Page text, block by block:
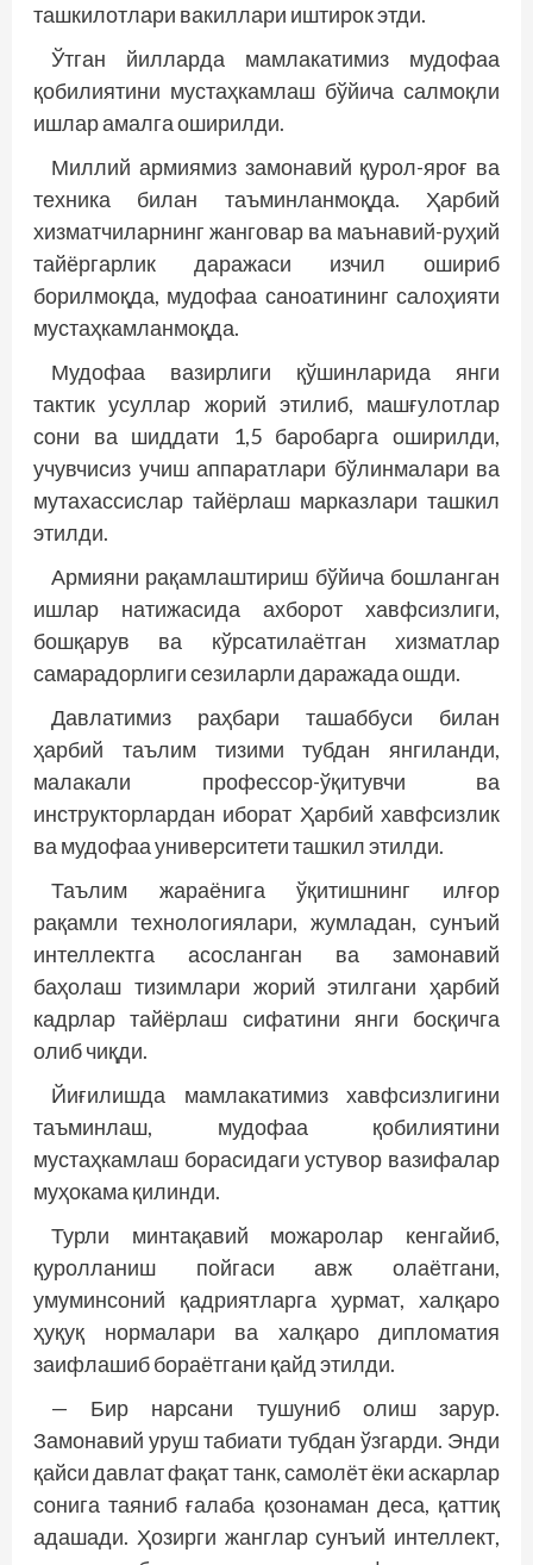
ташкилотлари вакиллари иштирок этди.
Ўтган йилларда мамлакатимиз мудофаа
қобилиятини мустаҳкамлаш бўйича салмоқли
ишлар амалга оширилди.
Миллий армиямиз замонавий қурол-яроғ ва
техника билан таъминланмоқда. Ҳарбий
хизматчиларнинг жанговар ва маънавий-руҳий
тайёргарлик даражаси изчил ошириб
борилмоқда, мудофаа саноатининг салоҳияти
мустаҳкамланмоқда.
Мудофаа вазирлиги қўшинларида янги
тактик усуллар жорий этилиб, машғулотлар
сони ва шиддати 1,5 баробарга оширилди,
учувчисиз учиш аппаратлари бўлинмалари ва
мутахассислар тайёрлаш марказлари ташкил
этилди.
Армияни рақамлаштириш бўйича бошланган
ишлар натижасида ахборот хавфсизлиги,
бошқарув ва кўрсатилаётган хизматлар
самарадорлиги сезиларли даражада ошди.
Давлатимиз раҳбари ташаббуси билан
ҳарбий таълим тизими тубдан янгиланди,
малакали профессор-ўқитувчи ва
инструкторлардан иборат Ҳарбий хавфсизлик
ва мудофаа университети ташкил этилди.
Таълим жараёнига ўқитишнинг илғор
рақамли технологиялари, жумладан, сунъий
интеллектга асосланган ва замонавий
баҳолаш тизимлари жорий этилгани ҳарбий
кадрлар тайёрлаш сифатини янги босқичга
олиб чиқди.
Йиғилишда мамлакатимиз хавфсизлигини
таъминлаш, мудофаа қобилиятини
мустаҳкамлаш борасидаги устувор вазифалар
муҳокама қилинди.
Турли минтақавий можаролар кенгайиб,
қуролланиш пойгаси авж олаётгани,
умуминсоний қадриятларга ҳурмат, халқаро
ҳуқуқ нормалари ва халқаро дипломатия
заифлашиб бораётгани қайд этилди.
— Бир нарсани тушуниб олиш зарур.
Замонавий уруш табиати тубдан ўзгарди. Энди
қайси давлат фақат танк, самолёт ёки аскарлар
сонига таяниб ғалаба қозонаман деса, қаттиқ
адашади. Ҳозирги жанглар сунъий интеллект,